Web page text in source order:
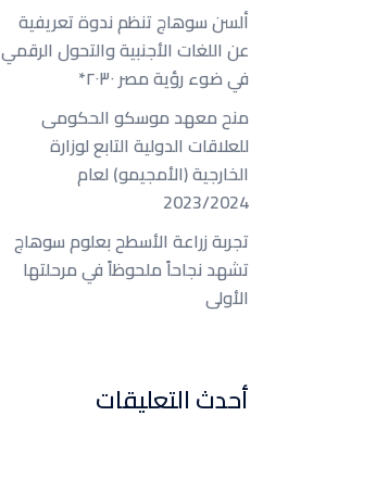
ألسن سوهاج تنظم ندوة تعريفية
عن اللغات الأجنبية والتحول الرقمي
في ضوء رؤية مصر ٢٠٣٠*
منح معهد موسكو الحكومى
للعلاقات الدولية التابع لوزارة
الخارجية (الأمجيمو) لعام
2023/2024
تجربة زراعة الأسطح بعلوم سوهاج
تشهد نجاحاً ملحوظاً في مرحلتها
الأولى
أحدث التعليقات